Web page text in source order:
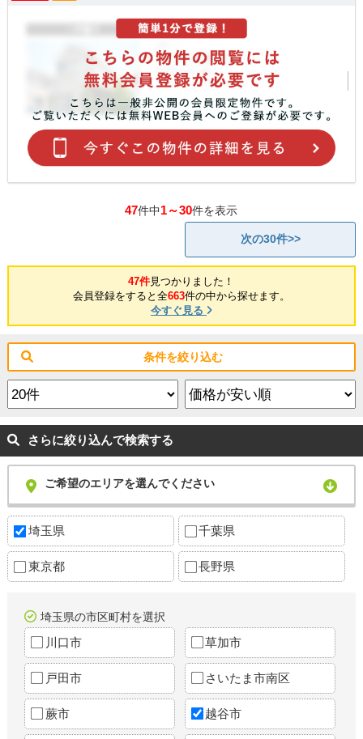
47件中1～30件を表示
次の30件>>
47件見つかりました！
会員登録をすると全663件の中から探せます。
今すぐ見る
条件を絞り込む
さらに絞り込んで検索する
ご希望のエリアを選んでください
埼玉県 千葉県
東京都 長野県
埼玉県の市区町村を選択
川口市 草加市
戸田市 さいたま市南区
蕨市 越谷市